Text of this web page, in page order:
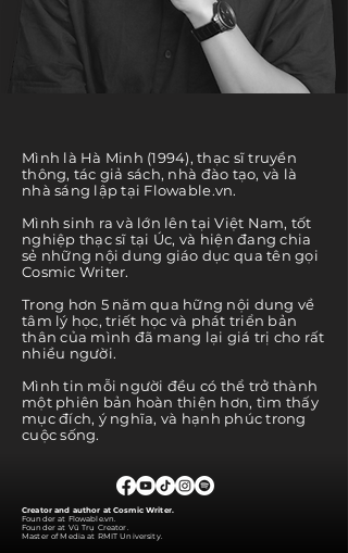
Mình là Hà Minh (1994), thạc sĩ truyền
thông, tác giả sách, nhà đào tạo, và là
nhà sáng lập tại Flowable.vn.
Mình sinh ra và lớn lên tại Việt Nam, ​tốt
nghiệp thạc sĩ tại Úc, và hiện đang chia
sẻ những nội dung giáo dục qua tên gọi
Cosmic Writer.
Trong hơn 5 năm qua hững nội dung về
tâm lý học, triết học và phát triển bản
thân của mình đã mang lại giá trị cho rất
nhiều người.
Mình tin mỗi người đều có thể trở thành
một phiên bản hoàn thiện hơn, tìm thấy
mục đích, ý nghĩa, và hạnh phúc trong
cuộc sống.
Creator and author at Cosmic Writer.
Founder at Flowable.vn.
Founder at Vũ Trụ Creator.
Master of Media at RMIT University.